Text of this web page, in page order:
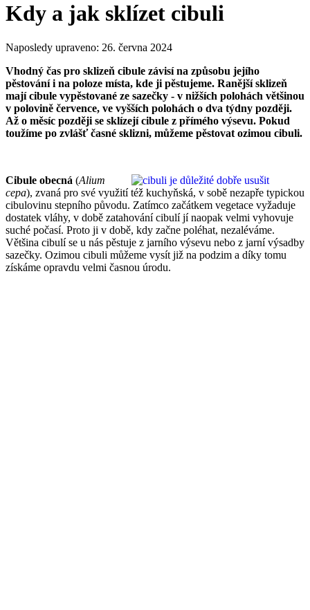
Kdy a jak sklízet cibuli
Naposledy upraveno: 26. června 2024
Vhodný čas pro sklizeň cibule závisí na způsobu jejího
pěstování i na poloze místa, kde ji pěstujeme. Ranější sklizeň
mají cibule vypěstované ze sazečky - v nižších polohách většinou
v polovině července, ve vyšších polohách o dva týdny později.
Až o měsíc později se sklízejí cibule z přímého výsevu. Pokud
toužíme po zvlášť časné sklizni, můžeme pěstovat ozimou cibuli.
Cibule obecná (Alium
cepa), zvaná pro své využití též kuchyňská, v sobě nezapře typickou
cibulovinu stepního původu. Zatímco začátkem vegetace vyžaduje
dostatek vláhy, v době zatahování cibulí jí naopak velmi vyhovuje
suché počasí. Proto ji v době, kdy začne poléhat, nezaléváme.
Většina cibulí se u nás pěstuje z jarního výsevu nebo z jarní výsadby
sazečky. Ozimou cibuli můžeme vysít již na podzim a díky tomu
získáme opravdu velmi časnou úrodu.